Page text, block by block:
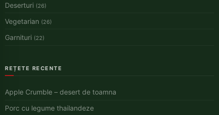
Deserturi (26)
Vegetarian (26)
Garnituri (22)
REȚETE RECENTE
Apple Crumble – desert de toamna
Porc cu legume thailandeze